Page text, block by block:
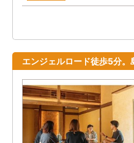
エンジェルロード徒歩5分。